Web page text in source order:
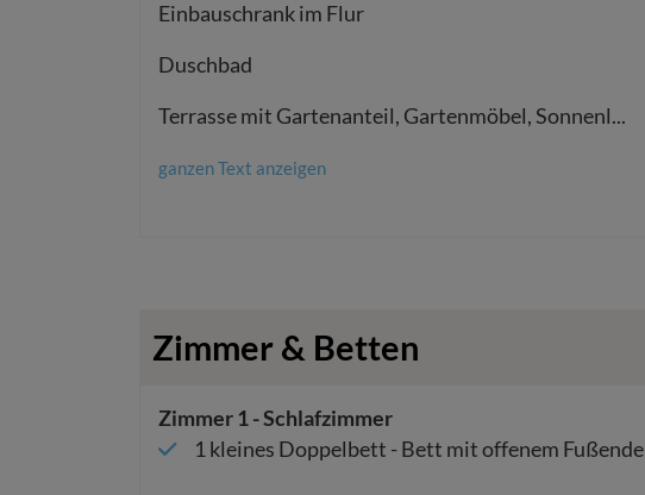
Einbauschrank im Flur
Duschbad
Terrasse mit Gartenanteil, Gartenmöbel, Sonnenl...
ganzen Text anzeigen
Zimmer & Betten
Zimmer1-Schlafzimmer
1 kleines Doppelbett -Bett mit offenem Fußende